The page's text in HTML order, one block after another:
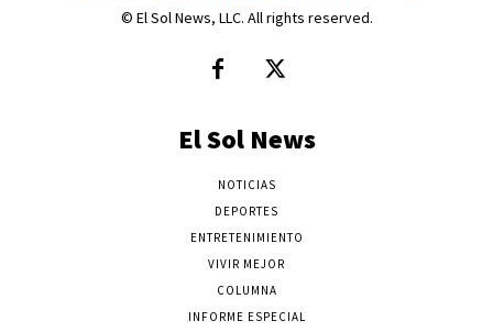
© El Sol News, LLC. All rights reserved.
El Sol News
NOTICIAS
DEPORTES
ENTRETENIMIENTO
VIVIR MEJOR
COLUMNA
INFORME ESPECIAL